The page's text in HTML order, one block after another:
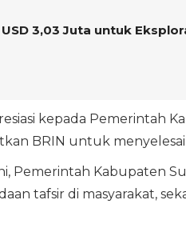
3,03 Juta untuk
kepada Pemerintah
BRIN untuk
Pemerintah Kabupaten
tafsir di masyarakat,